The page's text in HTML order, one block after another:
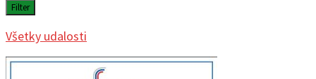
Filter
Všetky udalosti